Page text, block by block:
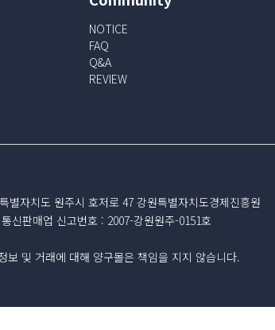
NOTICE
FAQ
Q&A
REVIEW
별자치도 원주시 호저로 47 강원특별자치도경제진흥원
통신판매업 신고번호 : 2007-강원원주-0151호
및 거래에 대해 양구몰은 책임을 지지 않습니다.